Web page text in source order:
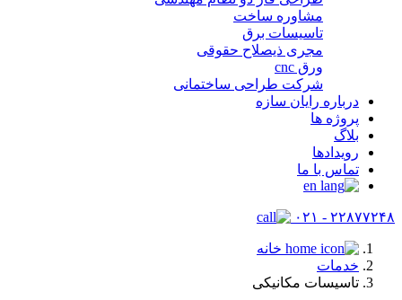
مشاوره ساخت
تاسیسات برق
مجری ذیصلاح حقوقی
ورق cnc
شرکت طراحی ساختمانی
درباره رایان سازه
پروژه ها
بلاگ
رویدادها
تماس با ما
۲۲۸۷۷۲۴۸ - ۰۲۱
خانه
خدمات
تاسیسات مکانیکی